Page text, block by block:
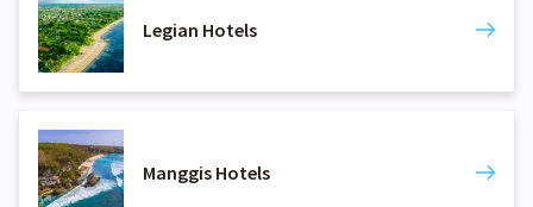
Legian Hotels
Manggis Hotels